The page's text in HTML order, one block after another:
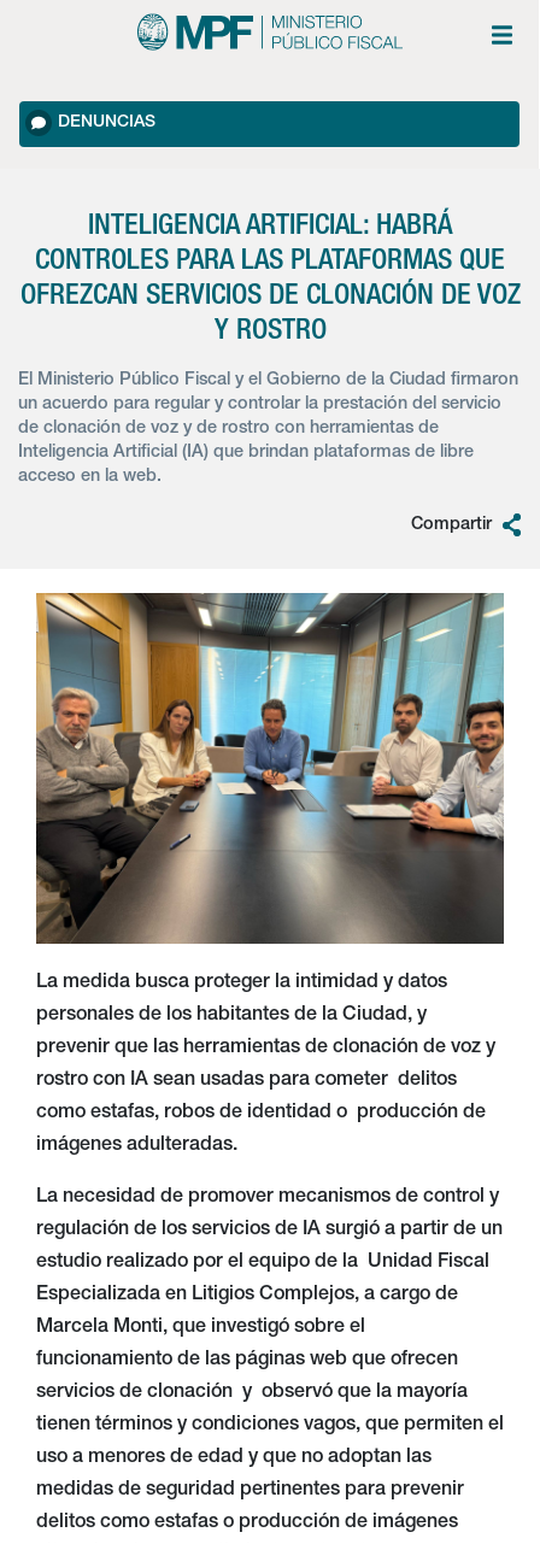
DENUNCIAS
INTELIGENCIA ARTIFICIAL: HABRÁ
CONTROLES PARA LAS PLATAFORMAS QUE
OFREZCAN SERVICIOS DE CLONACIÓN DE VOZ
Y ROSTRO
El Ministerio Público Fiscal y el Gobierno de la Ciudad firmaron
un acuerdo para regular y controlar la prestación del servicio
de clonación de voz y de rostro con herramientas de
Inteligencia Artificial (IA) que brindan plataformas de libre
acceso en la web.
Compartir
La medida busca proteger la intimidad y datos
personales de los habitantes de la Ciudad, y
prevenir que las herramientas de clonación de voz y
rostro con IA sean usadas para cometer delitos
como estafas, robos de identidad o producción de
imágenes adulteradas.
La necesidad de promover mecanismos de control y
regulación de los servicios de IA surgió a partir de un
estudio realizado por el equipo de la Unidad Fiscal
Especializada en Litigios Complejos, a cargo de
Marcela Monti, que investigó sobre el
funcionamiento de las páginas web que ofrecen
servicios de clonación y observó que la mayoría
tienen términos y condiciones vagos, que permiten el
uso a menores de edad y que no adoptan las
medidas de seguridad pertinentes para prevenir
delitos como estafas o producción de imágenes